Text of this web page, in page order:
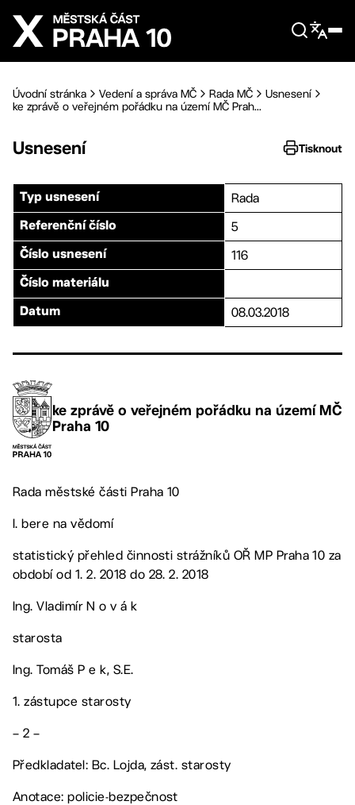
Přejít na hlavní obsah
Úvodní stránka Vedení a správa MČ Rada MČ
Usnesení
ke zprávě o veřejném pořádku na území MČ Prah...
Usnesení Tisknout
Typ usnesení Rada
Referenční číslo 5
Číslo usnesení 116
Číslo materiálu
Datum 08.03.2018
ke zprávě o veřejném pořádku na území MČ
Praha 10
Rada městské části Praha 10
I. bere na vědomí
statistický přehled činnosti strážníků OŘ MP Praha 10 za
období od 1. 2. 2018 do 28. 2. 2018
Ing. Vladimír N o v á k
starosta
Ing. Tomáš P e k, S.E.
1. zástupce starosty
– 2 –
Předkladatel: Bc. Lojda, zást. starosty
Anotace: policie-bezpečnost